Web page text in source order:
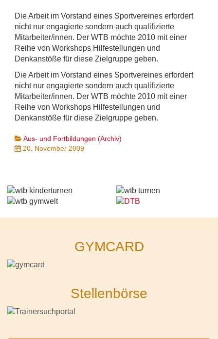
Die Arbeit im Vorstand eines Sportvereines erfordert
nicht nur engagierte sondern auch qualifizierte
Mitarbeiter/innen. Der WTB möchte 2010 mit einer
Reihe von Workshops Hilfestellungen und
Denkanstöße für diese Zielgruppe geben.
Die Arbeit im Vorstand eines Sportvereines erfordert
nicht nur engagierte sondern auch qualifizierte
Mitarbeiter/innen. Der WTB möchte 2010 mit einer
Reihe von Workshops Hilfestellungen und
Denkanstöße für diese Zielgruppe geben.
Aus- und Fortbildungen (Archiv)
20. November 2009
GYMCARD
Stellenbörse